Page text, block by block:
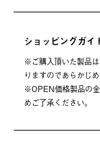
ショッピングガイ
※ご購⼊頂いた製品
りますのであらかじ
※OPEN価格製品の⾦
めご了承ください。